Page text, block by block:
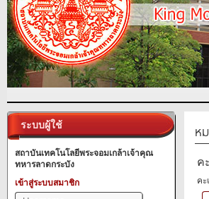
ระบบผู้ใช้
สถาบันเทคโนโลยีพระจอมเกล้าเจ้าคุณ
ทหารลาดกระบัง
เข้าสู่ระบบสมาชิก
ห
ค
คะ